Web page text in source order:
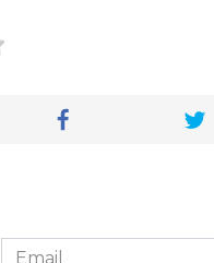
Email